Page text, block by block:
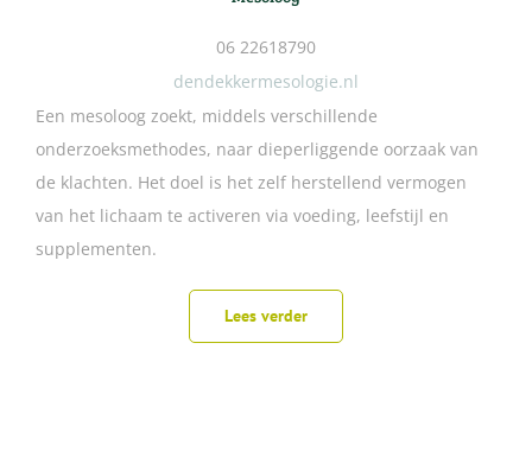
06 22618790
dendekkermesologie.nl
Een mesoloog zoekt, middels verschillende
onderzoeksmethodes, naar dieperliggende oorzaak van
de klachten. Het doel is het zelf herstellend vermogen
van het lichaam te activeren via voeding, leefstijl en
supplementen.
Lees verder